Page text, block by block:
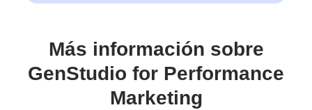
Más información sobre
GenStudio for Performance
Marketing